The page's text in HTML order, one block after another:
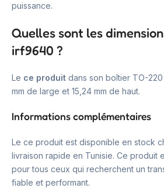
puissance.
Quelles sont les
irf9640 ?
Le ce produit dans son boîtier TO-220
mm de large et 15,24 mm de haut.
Informations complémentaires
Le ce produit est disponible en stock
livraison rapide en Tunisie. Ce produit
pour tous ceux qui recherchent un
fiable et performant.